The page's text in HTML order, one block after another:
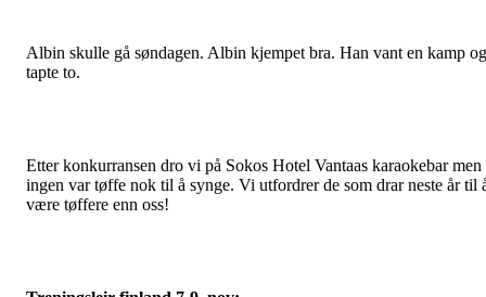
Albin skulle gå søndagen. Albin kjempet bra. Han vant en kamp og
tapte to.
Etter konkurransen dro vi på Sokos Hotel Vantaas karaokebar men
ingen var tøffe nok til å synge. Vi utfordrer de som drar neste år til
være tøffere enn oss!